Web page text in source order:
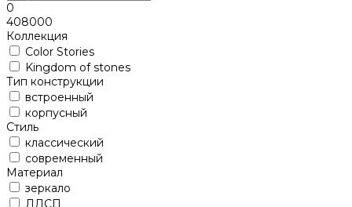
0
408000
Коллекция
Color Stories
Kingdom of stones
Тип конструкции
встроенный
корпусный
Стиль
классический
современный
Материал
зеркало
ЛДСП